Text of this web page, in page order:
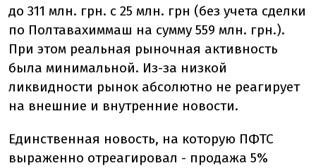
до 311 млн. грн. с 25 млн. грн (без учета сделки
по Полтавахиммаш на сумму 559 млн. грн.).
При этом реальная рыночная активность
была минимальной. Из-за низкой
ликвидности рынок абсолютно не реагирует
на внешние и внутренние новости.
Единственная новость, на которую ПФТС
выраженно отреагировал - продажа 5%